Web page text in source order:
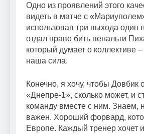
Одно из проявлений этого
видеть в матче с
использовав три выхода один
отдал право бить пенальти
который думает о коллективе –
наша сила.
Конечно, я хочу, чтобы Довбик
«Днепре-1», сколько может, и
команду вместе с ним. Знаем,
важен. Хороший форвард,
Европе. Каждый тренер хочет